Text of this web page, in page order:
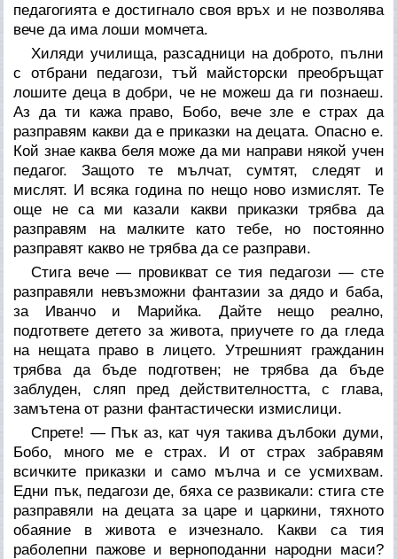
педагогията е достигнало своя връх и не позволява
вече да има лоши момчета.
Хиляди училища, разсадници на доброто, пълни
с отбрани педагози, тъй майсторски преобръщат
лошите деца в добри, че не можеш да ги познаеш.
Аз да ти кажа право, Бобо, вече зле е страх да
разправям какви да е приказки на децата. Опасно е.
Кой знае каква беля може да ми направи някой учен
педагог. Защото те мълчат, сумтят, следят и
мислят. И всяка година по нещо ново измислят. Те
още не са ми казали какви приказки трябва да
разправям на малките като тебе, но постоянно
разправят какво не трябва да се разправи.
Стига вече — провикват се тия педагози — сте
разправяли невъзможни фантазии за дядо и баба,
за Иванчо и Марийка. Дайте нещо реално,
подгответе детето за живота, приучете го да гледа
на нещата право в лицето. Утрешният гражданин
трябва да бъде подготвен; не трябва да бъде
заблуден, сляп пред действителността, с глава,
замътена от разни фантастически измислици.
Спрете! — Пък аз, кат чуя такива дълбоки думи,
Бобо, много ме е страх. И от страх забравям
всичките приказки и само мълча и се усмихвам.
Едни пък, педагози де, бяха се развикали: стига сте
разправяли на децата за царе и царкини, тяхното
обаяние в живота е изчезнало. Какви са тия
раболепни пажове и верноподанни народни маси?